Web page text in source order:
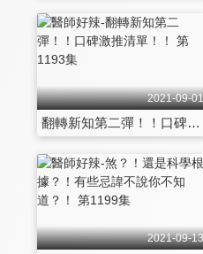
2021-09-
翻轉新知第二彈！！口碑激推清單！！ 第1193集
2021-09-